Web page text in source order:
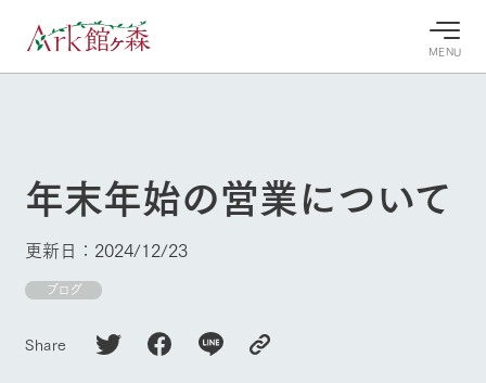
MENU
牧場へ行
よく見られている情報
今日の牧
本日の営業時間
や牧場の天気、
Ark館ヶ森で開
催しているイベ
Ark館ヶ森について
牧場に行く
年末年始の営業について
更新日：2024/12/23
ブログ
Share